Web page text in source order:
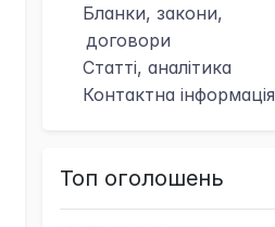
Бланки, закони,
договори
Статті, аналітика
Контактна інформація
Топ оголошень